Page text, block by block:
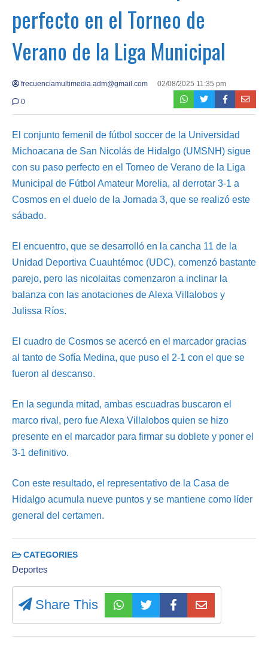
perfecto en el Torneo de
Verano de la Liga Municipal
frecuenciamultimedia.adm@gmail.com 02/08/2025 11:35 pm
0
El conjunto femenil de fútbol soccer de la Universidad
Michoacana de San Nicolás de Hidalgo (UMSNH) sigue
con su paso perfecto en el Torneo de Verano de la Liga
Municipal de Fútbol Amateur Morelia, al derrotar 3-1 a
Cosmos en el duelo de la Jornada 3, que se realizó este
sábado.
El encuentro, que se desarrolló en la cancha 11 de la
Unidad Deportiva Cuauhtémoc (UDC), comenzó bastante
parejo, pero las nicolaitas comenzaron a inclinar la
balanza con las anotaciones de Alexa Villalobos y
Julissa Ríos.
El cuadro de Cosmos se acercó en el marcador gracias
al tanto de Sofía Medina, que puso el 2-1 con el que se
fueron al descanso.
En la segunda mitad, ambas escuadras buscaron el
marco rival, pero fue Alexa Villalobos quien se hizo
presente en el marcador para firmar su doblete y poner el
3-1 definitivo.
Con este resultado, el representativo de la Casa de
Hidalgo acumula nueve puntos y se mantiene como líder
general del certamen.
CATEGORIES
Deportes
Share This